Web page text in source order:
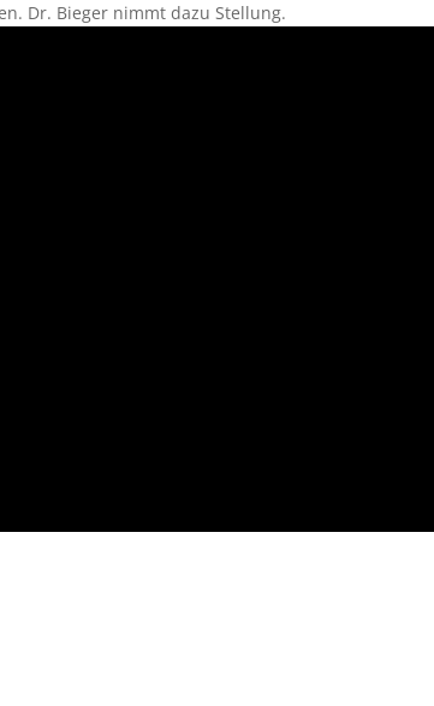
Dr. Bieger nimmt dazu Stellung.